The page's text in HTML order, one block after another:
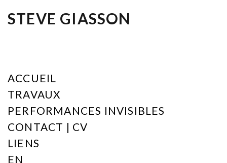
STEVE GIASSON
ACCUEIL
TRAVAUX
PERFORMANCES INVISIBLES
CONTACT | CV
LIENS
EN